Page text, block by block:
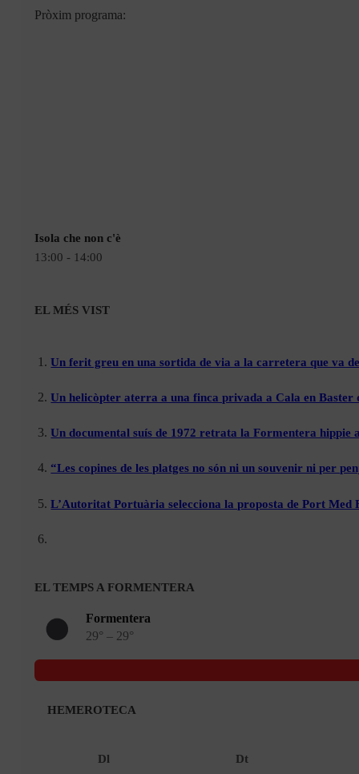
Pròxim programa:
Isola che non c'è
13:00 - 14:00
EL MÉS VIST
Un ferit greu en una sortida de via a la carretera que va
Un helicòpter aterra a una finca privada a Cala en
Un documental suís de 1972 retrata la Formentera
“Les copines de les platges no són ni un souvenir ni per
L’Autoritat Portuària selecciona la proposta de Port
EL TEMPS A FORMENTERA
Formentera
29° – 29°
HEMEROTECA
Dl Dt